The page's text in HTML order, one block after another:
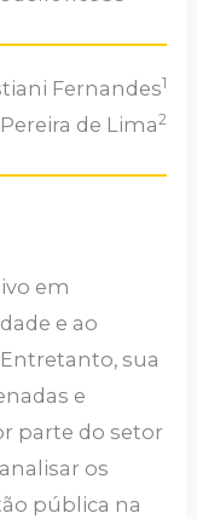
Fernandes1
de Lima2
em
e ao
sua
e
parte do setor
os
pública na